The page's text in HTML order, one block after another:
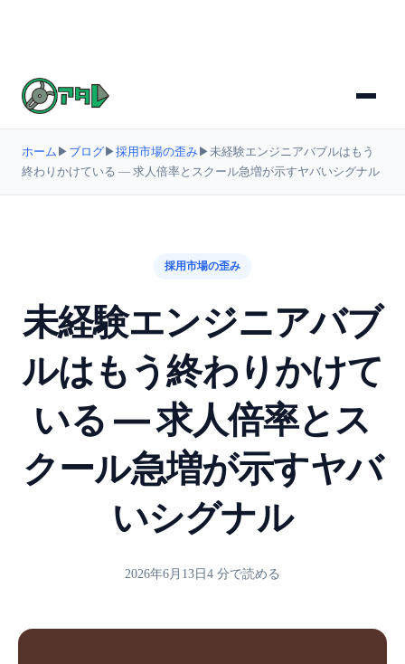
ホーム ▶ ブログ▶採用市場の歪み▶未経験エンジニアバブルはもう
終わりかけている ― 求人倍率とスクール急増が示すヤバいシグナル
採用市場の歪み
未経験エンジニアバブ
ルはもう終わりかけて
いる ― 求人倍率とス
クール急増が示すヤバ
いシグナル
2026年6月13日 4 分で読める